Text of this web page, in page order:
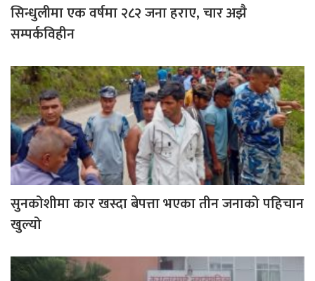
सिन्धुलीमा एक वर्षमा २८२ जना हराए, चार अझै
सम्पर्कविहीन
सुनकोशीमा कार खस्दा बेपत्ता भएका तीन जनाको पहिचान
खुल्यो